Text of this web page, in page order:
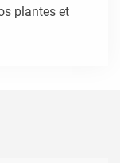
plantes et